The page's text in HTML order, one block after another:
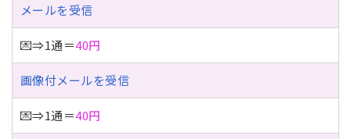
メールを受信
💌⇒1通＝40円
画像付メールを受信
💌⇒1通＝40円